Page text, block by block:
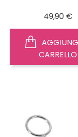
49,90 €
CARRELLO